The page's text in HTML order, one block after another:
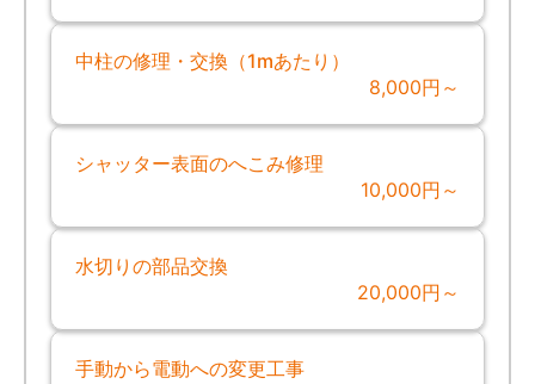
中柱の修理・交換（1mあたり）
8,000円～
シャッター表面のへこみ修理
10,000円～
水切りの部品交換
20,000円～
手動から電動への変更工事